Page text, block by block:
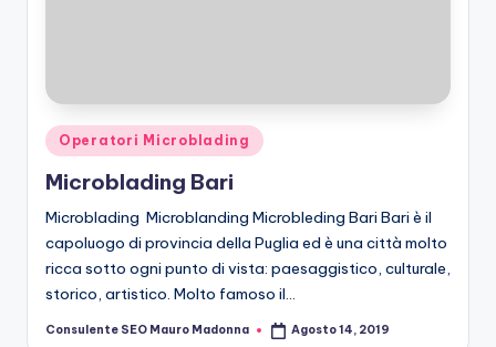
Posted
in
Operatori Microblading
Microblading Bari
Microblading Microblanding Microbleding Bari Bari è il
capoluogo di provincia della Puglia ed è una città molto
ricca sotto ogni punto di vista: paesaggistico, culturale,
storico, artistico. Molto famoso il…
Posted
Consulente SEO Mauro Madonna Agosto 14, 2019